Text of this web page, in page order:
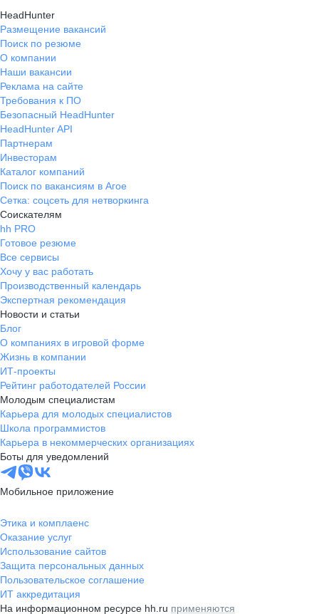
HeadHunter
Размещение вакансий
Поиск по резюме
О компании
Наши вакансии
Реклама на сайте
Требования к ПО
Безопасный HeadHunter
HeadHunter API
Партнерам
Инвесторам
Каталог компаний
Поиск по вакансиям в Агое
Сетка: соцсеть для нетворкинга
Соискателям
hh PRO
Готовое резюме
Все сервисы
Хочу у вас работать
Производственный календарь
Экспертная рекомендация
Новости и статьи
Блог
О компаниях в игровой форме
Жизнь в компании
ИТ-проекты
Рейтинг работодателей России
Молодым специалистам
Карьера для молодых специалистов
Школа программистов
Карьера в некоммерческих организациях
Боты для уведомлений
Мобильное приложение
Этика и комплаенс
Оказание услуг
Использование сайтов
Защита персональных данных
Пользовательское соглашение
ИТ аккредитация
На информационном ресурсе hh.ru применяются